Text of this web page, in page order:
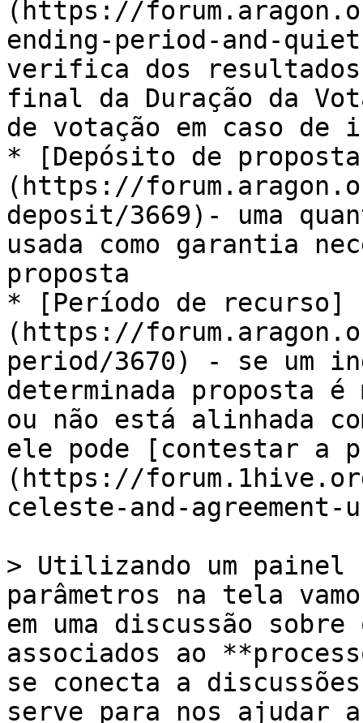
(https://
ending-period-and-
verifica dos
final da Duração da
de votação em caso de
* [​Depósito de
(https://
deposit/3669)- uma
usada como garantia
proposta
* [​Período de recurso]
(https://
period/3670) - se um
determinada proposta
ou não está alinhada
ele pode [contestar a
(https://
celeste-and-
> Utilizando um painel
parâmetros na tela
em uma discussão
associados ao
se conecta a
serve para nos ajudar